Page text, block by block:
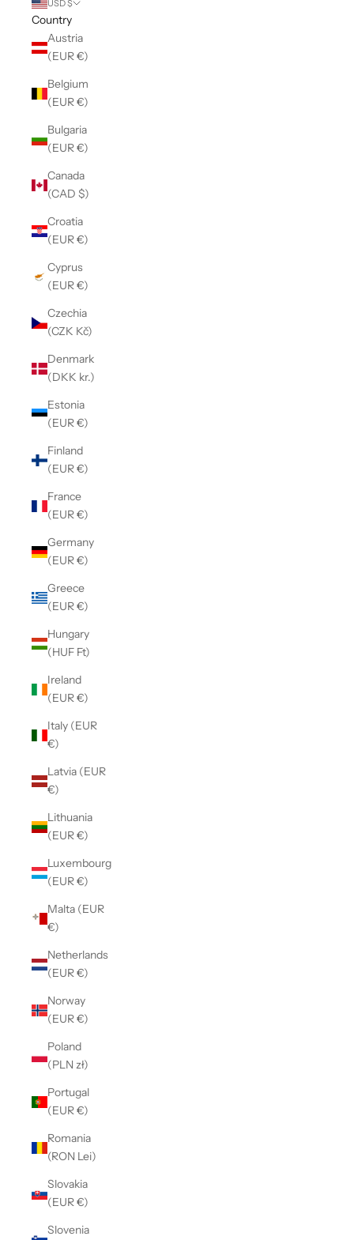
USD $
Country
Austria
(EUR €)
Belgium
(EUR €)
Bulgaria
(EUR €)
Canada
(CAD $)
Croatia
(EUR €)
Cyprus
(EUR €)
Czechia
(CZK Kč)
Denmark
(DKK kr.)
Estonia
(EUR €)
Finland
(EUR €)
France
(EUR €)
Germany
(EUR €)
Greece
(EUR €)
Hungary
(HUF Ft)
Ireland
(EUR €)
Italy (EUR
€)
Latvia (EUR
€)
Lithuania
(EUR €)
Luxembourg
(EUR €)
Malta (EUR
€)
Netherlands
(EUR €)
Norway
(EUR €)
Poland
(PLN zł)
Portugal
(EUR €)
Romania
(RON Lei)
Slovakia
(EUR €)
Slovenia